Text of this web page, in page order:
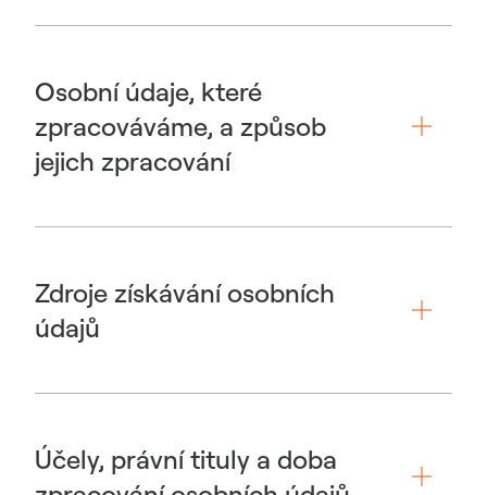
Osobní údaje, které
zpracováváme, a způsob
jejich zpracování
Zdroje získávání osobních
údajů
Účely, právní tituly a doba